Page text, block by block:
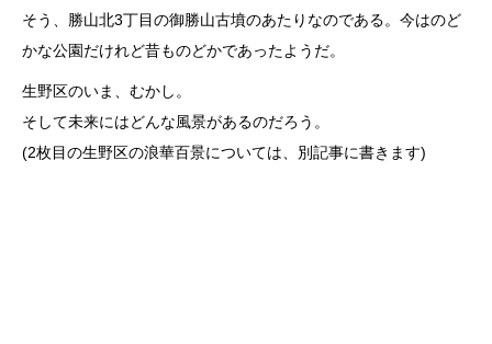
そう、勝山北3丁目の御勝山古墳のあたりなのである。今はのど
かな公園だけれど昔ものどかであったようだ。
生野区のいま、むかし。
そして未来にはどんな風景があるのだろう。
(2枚目の生野区の浪華百景については、別記事に書きます)